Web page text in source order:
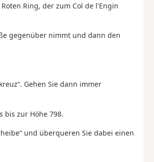
Ring, der zum Col de l'Engin
gegenüber nimmt und dann den
Gehen Sie dann immer
bis zur Höhe 798.
und überqueren Sie dabei einen